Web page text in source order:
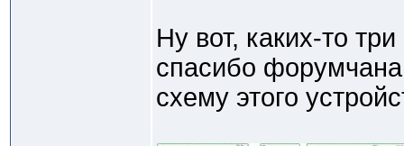
Ну вот, каких-то
спасибо
схему этого